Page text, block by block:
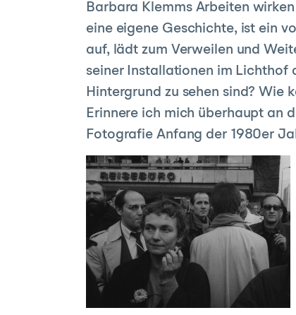
Barbara Klemms Arbeiten
eine eigene Geschichte, ist ein
auf, lädt zum Verweilen und
seiner Installationen im Lichthof
Hintergrund zu sehen sind? Wie
Erinnere ich mich überhaupt an
Fotografie Anfang der 1980er